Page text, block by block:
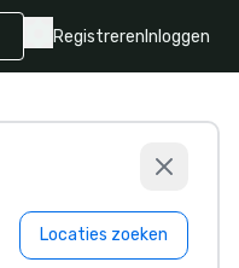
Registreren Inloggen
Locaties zoeken